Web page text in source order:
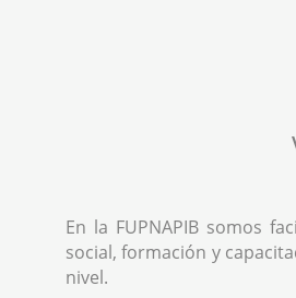
En la FUPNAPIB somos
social, formación y
nivel.